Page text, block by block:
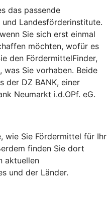
das passende
Landesförderinstitute.
Sie sich erst einmal
möchten, wofür es
den FördermittelFinder,
was Sie vorhaben. Beide
der DZ BANK, einer
Neumarkt i.d.OPf. eG.
wie Sie Fördermittel für Ihr
finden Sie dort
aktuellen
und der Länder.